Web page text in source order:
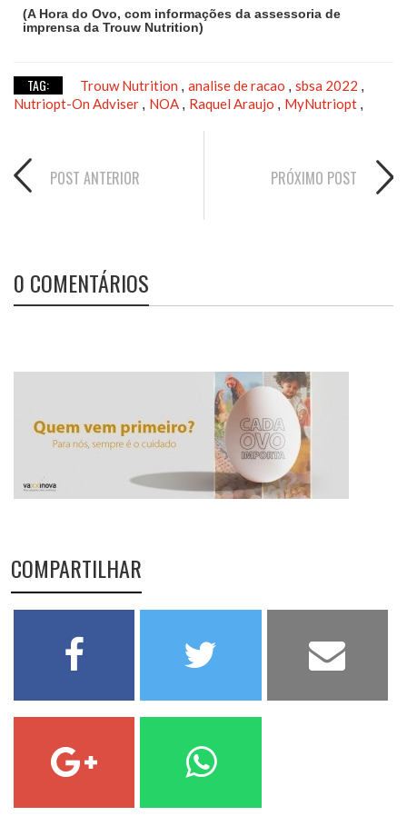
(A Hora do Ovo, com informações da assessoria de
imprensa da Trouw Nutrition)
TAG: Trouw Nutrition , analise de racao , sbsa 2022 ,
Nutriopt-On Adviser , NOA , Raquel Araujo , MyNutriopt ,
POST ANTERIOR PRÓXIMO POST
0 COMENTÁRIOS
COMPARTILHAR